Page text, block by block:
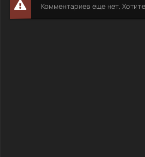
Комментариев еще нет.